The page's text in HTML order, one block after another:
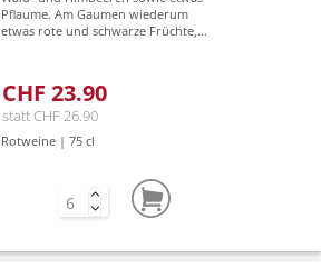
Pflaume. Am Gaumen wiederum
etwas rote und schwarze Früchte,...
CHF 23.90
statt CHF 26.90
Rotweine | 75 cl